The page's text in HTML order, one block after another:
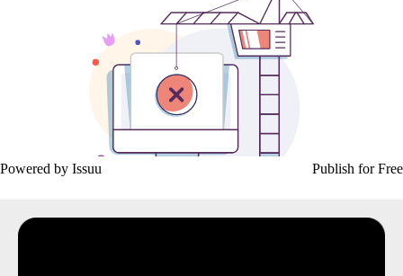
Powered by Issuu Publish for Free